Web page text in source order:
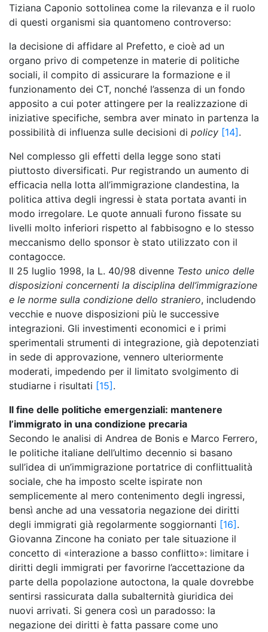
Tiziana Caponio sottolinea come la rilevanza e il ruolo
di questi organismi sia quantomeno controverso:
la decisione di affidare al Prefetto, e cioè ad un
organo privo di competenze in materie di politiche
sociali, il compito di assicurare la formazione e il
funzionamento dei CT, nonché l’assenza di un fondo
apposito a cui poter attingere per la realizzazione di
iniziative specifiche, sembra aver minato in partenza la
possibilità di influenza sulle decisioni di policy [14].
Nel complesso gli effetti della legge sono stati
piuttosto diversificati. Pur registrando un aumento di
efficacia nella lotta all’immigrazione clandestina, la
politica attiva degli ingressi è stata portata avanti in
modo irregolare. Le quote annuali furono fissate su
livelli molto inferiori rispetto al fabbisogno e lo stesso
meccanismo dello sponsor è stato utilizzato con il
contagocce.
Il 25 luglio 1998, la L. 40/98 divenne Testo unico delle
disposizioni concernenti la disciplina dell’immigrazione
e le norme sulla condizione dello straniero, includendo
vecchie e nuove disposizioni più le successive
integrazioni. Gli investimenti economici e i primi
sperimentali strumenti di integrazione, già depotenziati
in sede di approvazione, vennero ulteriormente
moderati, impedendo per il limitato svolgimento di
studiarne i risultati [15].
Il fine delle politiche emergenziali: mantenere
l’immigrato in una condizione precaria
Secondo le analisi di Andrea de Bonis e Marco Ferrero,
le politiche italiane dell’ultimo decennio si basano
sull’idea di un’immigrazione portatrice di conflittualità
sociale, che ha imposto scelte ispirate non
semplicemente al mero contenimento degli ingressi,
bensì anche ad una vessatoria negazione dei diritti
degli immigrati già regolarmente soggiornanti [16].
Giovanna Zincone ha coniato per tale situazione il
concetto di «interazione a basso conflitto»: limitare i
diritti degli immigrati per favorirne l’accettazione da
parte della popolazione autoctona, la quale dovrebbe
sentirsi rassicurata dalla subalternità giuridica dei
nuovi arrivati. Si genera così un paradosso: la
negazione dei diritti è fatta passare come uno